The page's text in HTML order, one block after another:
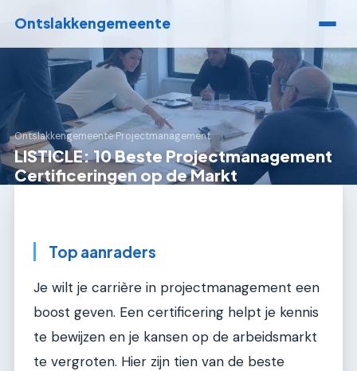
Ontslakkengemeente
Ontslakkengemeente›Projectmanagement
LISTICLE: 10 Beste Projectmanagement
Certificeringen op de Markt
Top aanraders
Je wilt je carrière in projectmanagement een
boost geven. Een certificering helpt je kennis
te bewijzen en je kansen op de arbeidsmarkt
te vergroten. Hier zijn tien van de beste